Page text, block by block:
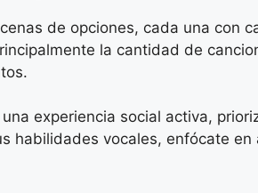
de opciones, cada una con
la cantidad de
experiencia social activa,
habilidades vocales, enfócate